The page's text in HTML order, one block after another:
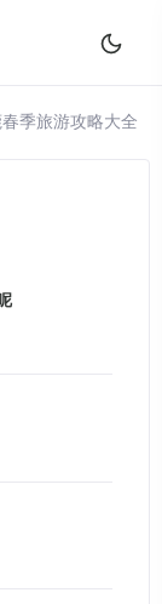
季旅游攻略大全